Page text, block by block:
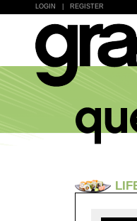
LOGIN REGISTER